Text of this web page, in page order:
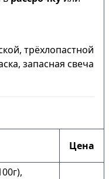
трёхлопастной
запасная свеча
Цена